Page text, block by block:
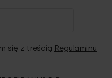
się z treścią Regulaminu